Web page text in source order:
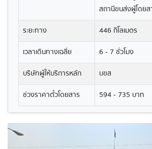
สถานีขนส่งผู้โดย
ระยะทาง
446 กิโลเมตร
เวลาเดินทางเฉลี่ย
6 - 7 ชั่วโมง
บริษัทผู้ให้บริการหลัก
บขส
ช่วงราคาตั๋วโดยสาร
594 - 735 บาท